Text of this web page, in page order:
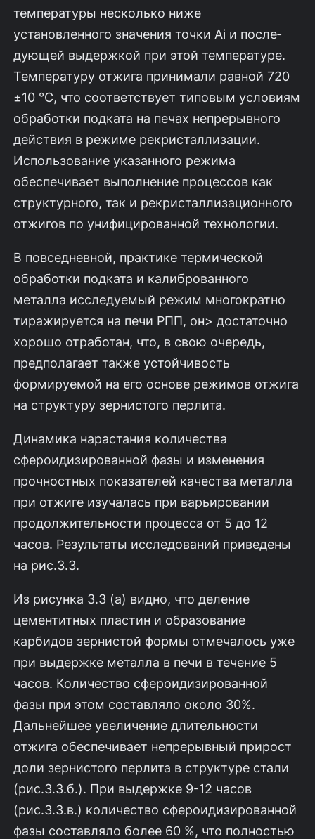
температуры несколько ниже
установленного значения точки Ai и после­
дующей выдержкой при этой температуре.
Температуру отжига принимали равной 720
±10 °С, что соответствует типовым условиям
обработки подката на печах непрерывного
действия в режиме рекристаллизации.
Использование указанного режима
обеспечивает выполнение процессов как
структурного, так и рекристаллизационного
отжигов по унифицированной технологии.
В повседневной, практике термической
обработки подката и калибро­ванного
металла исследуемый режим многократно
тиражируется на печи РПП, он> достаточно
хорошо отработан, что, в свою очередь,
предполагает также устойчивость
формируемой на его основе режимов отжига
на струк­туру зернистого перлита.
Динамика нарастания количества
сфероидизированной фазы и измене­ния
прочностных показателей качества металла
при отжиге изучалась при варьировании
продолжительности процесса от 5 до 12
часов. Результаты ис­следований приведены
на рис.3.3.
Из рисунка 3.3 (а) видно, что деление
цементитных пластин и образова­ние
карбидов зернистой формы отмечалось уже
при выдержке металла в пе­чи в течение 5
часов. Количество сфероидизированной
фазы при этом со­ставляло около 30%.
Дальнейшее увеличение длительности
отжига обеспе­чивает непрерывный прирост
доли зернистого перлита в структуре стали
(рис.З.З.б.). При выдержке 9-12 часов
(рис.З.З.в.) количество сфероидизиро­ванной
фазы составляло более 60 %, что полностью